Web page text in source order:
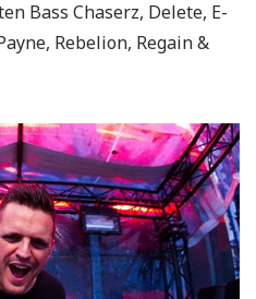
Bass Chaserz, Delete, E-
Rebelion, Regain &